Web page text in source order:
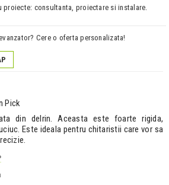
proiecte: consultanta, proiectare si instalare.
Cere o oferta personalizata!
Pick
din delrin. Aceasta este foarte rigida,
Este ideala pentru chitaristii care vor sa